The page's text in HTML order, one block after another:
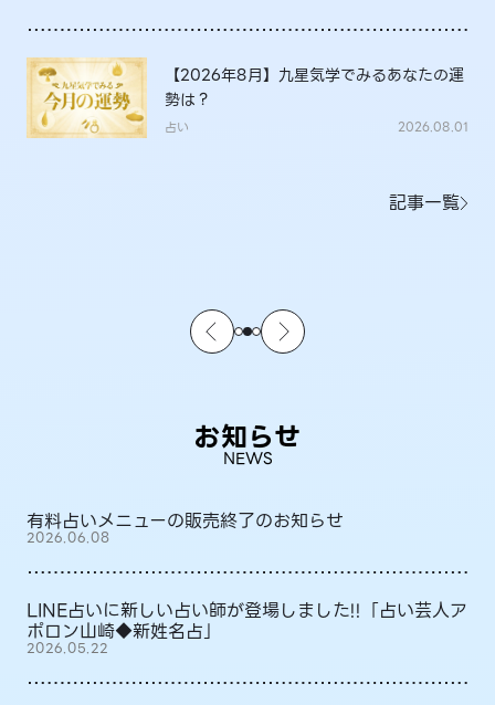
【2026年8月】九星気学でみるあなたの運
勢は？
占い 2026.08.01
記事一覧
お知らせ
NEWS
有料占いメニューの販売終了のお知らせ
2026.06.08
LINE占いに新しい占い師が登場しました!!「占い芸人ア
ポロン山崎◆新姓名占」
2026.05.22